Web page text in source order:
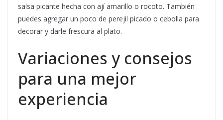
salsa picante hecha con ají amarillo o rocoto. También
puedes agregar un poco de perejil picado o cebolla para
decorar y darle frescura al plato.
Variaciones y consejos
para una mejor
experiencia